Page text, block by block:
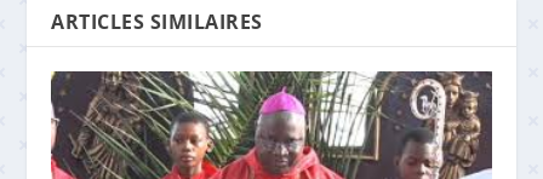
ARTICLES SIMILAIRES